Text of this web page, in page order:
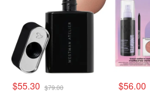
$55.30 $79.00 $56.00